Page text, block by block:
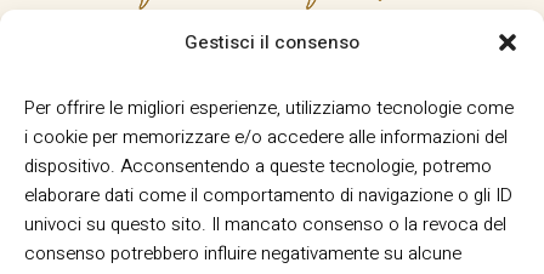
Gestisci il consenso
Per offrire le migliori esperienze, utilizziamo tecnologie come
i cookie per memorizzare e/o accedere alle informazioni del
dispositivo. Acconsentendo a queste tecnologie, potremo
elaborare dati come il comportamento di navigazione o gli ID
univoci su questo sito. Il mancato consenso o la revoca del
consenso potrebbero influire negativamente su alcune